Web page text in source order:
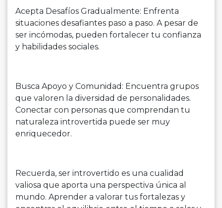
Acepta Desafíos Gradualmente: Enfrenta
situaciones desafiantes paso a paso. A pesar de
ser incómodas, pueden fortalecer tu confianza
y habilidades sociales.
Busca Apoyo y Comunidad: Encuentra grupos
que valoren la diversidad de personalidades.
Conectar con personas que comprendan tu
naturaleza introvertida puede ser muy
enriquecedor.
Recuerda, ser introvertido es una cualidad
valiosa que aporta una perspectiva única al
mundo. Aprender a valorar tus fortalezas y